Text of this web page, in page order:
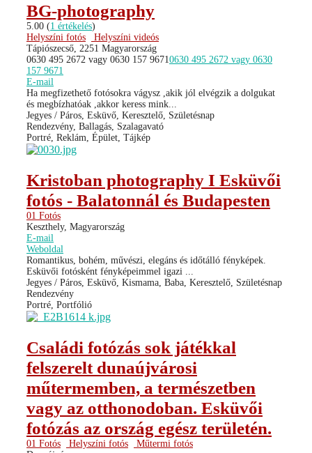
BG-photography
5.00 (1 értékelés)
Helyszíni fotós
Helyszíni videós
Tápiószecső, 2251 Magyarország
0630 495 2672 vagy 0630 157 9671 0630 495 2672 vagy 0630
157 9671
E-mail
Ha megfizethető fotósokra vágysz ,akik jól elvégzik a dolgukat
és megbízhatóak ,akkor keress mink...
Jegyes / Páros, Esküvő, Keresztelő, Születésnap
Rendezvény, Ballagás, Szalagavató
Portré, Reklám, Épület, Tájkép
Kristoban photography I Esküvői
fotós - Balatonnál és Budapesten
01 Fotós
Keszthely, Magyarország
E-mail
Weboldal
Romantikus, bohém, művészi, elegáns és időtálló fényképek.
Esküvői fotósként fényképeimmel igazi ...
Jegyes / Páros, Esküvő, Kismama, Baba, Keresztelő, Születésnap
Rendezvény
Portré, Portfólió
Családi fotózás sok játékkal
felszerelt dunaújvárosi
műtermemben, a természetben
vagy az otthonodoban. Esküvői
fotózás az ország egész területén.
01 Fotós Helyszíni fotós
Műtermi fotós